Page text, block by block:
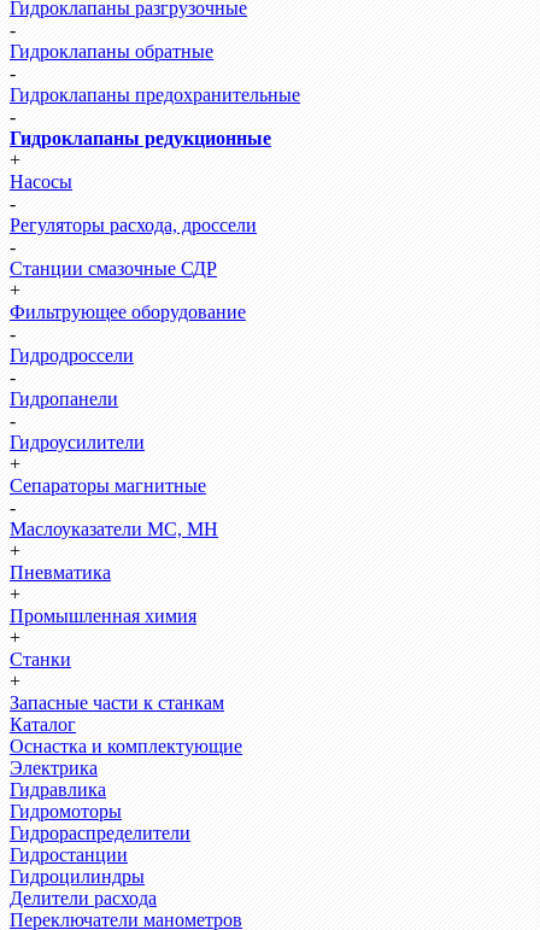
Гидроклапаны разгрузочные
-
Гидроклапаны обратные
-
Гидроклапаны предохранительные
-
Гидроклапаны редукционные
+
Насосы
-
Регуляторы расхода, дроссели
-
Станции смазочные СДР
+
Фильтрующее оборудование
-
Гидродроссели
-
Гидропанели
-
Гидроусилители
+
Сепараторы магнитные
-
Маслоуказатели МС, МН
+
Пневматика
+
Промышленная химия
+
Станки
+
Запасные части к станкам
Каталог
Оснастка и комплектующие
Электрика
Гидравлика
Гидромоторы
Гидрораспределители
Гидростанции
Гидроцилиндры
Делители расхода
Переключатели манометров